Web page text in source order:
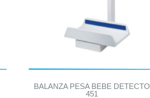
BALANZA PESA BEBE DETECTO
451